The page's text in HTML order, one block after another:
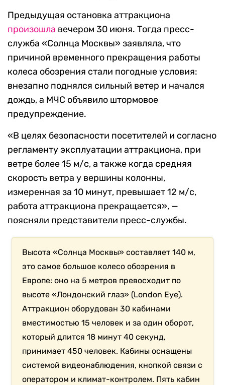
Предыдущая остановка аттракциона
произошла вечером 30 июня. Тогда пресс-
служба «Солнца Москвы» заявляла, что
причиной временного прекращения работы
колеса обозрения стали погодные условия:
внезапно поднялся сильный ветер и начался
дождь, а МЧС объявило штормовое
предупреждение.
«В целях безопасности посетителей и согласно
регламенту эксплуатации аттракциона, при
ветре более 15 м/c, а также когда средняя
скорость ветра у вершины колонны,
измеренная за 10 минут, превышает 12 м/с,
работа аттракциона прекращается», —
поясняли представители пресс-службы.
Высота «Солнца Москвы» составляет 140 м,
это самое большое колесо обозрения в
Европе: оно на 5 метров превосходит по
высоте «Лондонский глаз» (London Eye).
Аттракцион оборудован 30 кабинами
вместимостью 15 человек и за один оборот,
который длится 18 минут 40 секунд,
принимает 450 человек. Кабины оснащены
системой видеонаблюдения, кнопкой связи с
оператором и климат-контролем. Пять кабин